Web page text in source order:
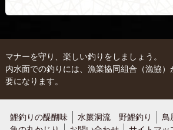
マナーを守り、楽しい釣りをしましょう。
内水面での釣りには、漁業協同組合（漁協
要になります。
鯉釣りの醍醐味 水簾洞流 野鯉釣り
鳥